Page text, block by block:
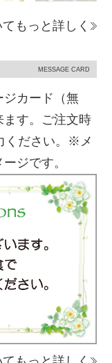
もっと詳しく
MESSAGE CARD
ジカード（無
す。ご注文時
ください。※メ
ジです。